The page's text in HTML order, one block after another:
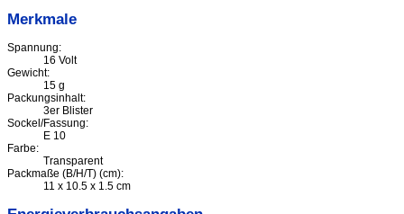
Merkmale
Spannung:
16 Volt
Gewicht:
15 g
Packungsinhalt:
3er Blister
Sockel/Fassung:
E 10
Farbe:
Transparent
Packmaße (B/H/T) (cm):
11 x 10.5 x 1.5 cm